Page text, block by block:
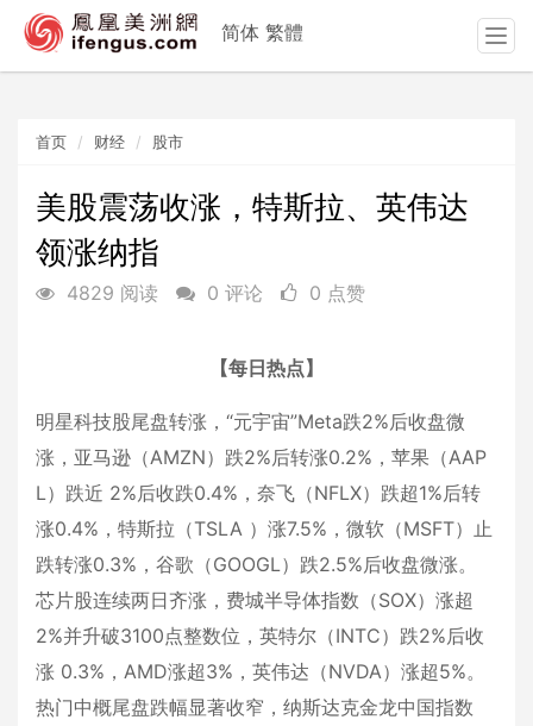
首页 财经 股市
美股震荡收涨，特斯拉、英伟达
领涨纳指
4829 阅读 0 评论 0 点赞
【每日热点】
明星科技股尾盘转涨，“元宇宙”Meta跌2%后收盘微
涨，亚马逊（AMZN）跌2%后转涨0.2%，苹果（AAP
L）跌近 2%后收跌0.4%，奈飞（NFLX）跌超1%后转
涨0.4%，特斯拉（TSLA ）涨7.5%，微软（MSFT）止
跌转涨0.3%，谷歌（GOOGL）跌2.5%后收盘微涨。
芯片股连续两日齐涨，费城半导体指数（SOX）涨超
2%并升破3100点整数位，英特尔（INTC）跌2%后收
涨 0.3%，AMD涨超3%，英伟达（NVDA）涨超5%。
热门中概尾盘跌幅显著收窄，纳斯达克金龙中国指数
简体 繁體
T
o